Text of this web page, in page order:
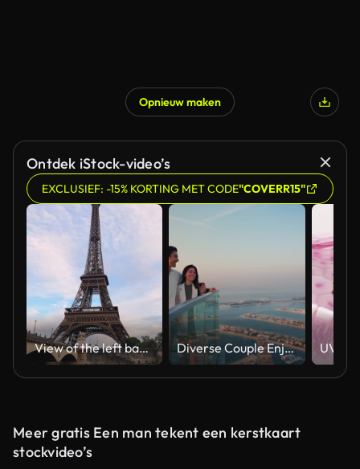
Opnieuw maken
Ontdek iStock-video’s
EXCLUSIEF: -15% KORTING MET CODE"COVERR15"
View of the left bank of the Seine River, the Eiffel Tower, boats sailing on the river, the Quai Jacques-Chirac embankment and Pont d'Iena, Jena Bridge spanning the River Seine of Paris, France. Diverse Couple Enjoying Sunset Views from High Rise Sky Deck Overlooking Palm Jumeirah
Meer gratis Een man tekent een kerstkaart
stockvideo’s